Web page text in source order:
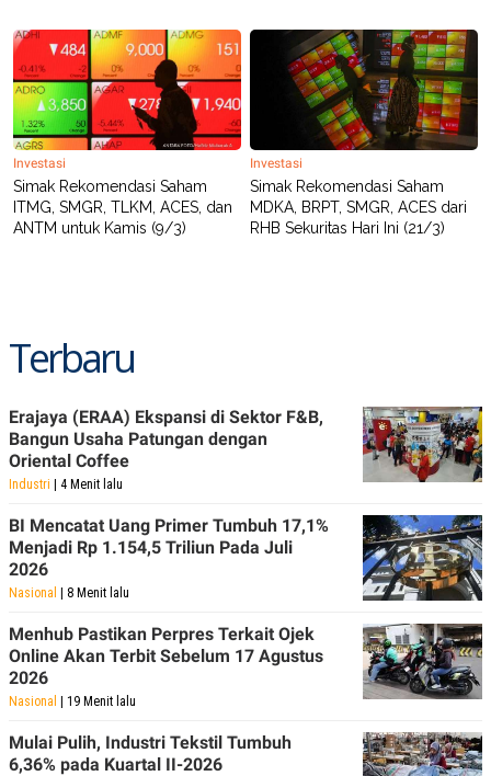
A
C
E
T
A
K
E
I
T
E
N
E
P
A
P
D
V
E
G
M
E
D
I
A
I
D
OF
USE
PEDOMAN
PEMBERITAAN
PRIVACY
POLICY
Investasi
Simak Rekomendasi Saham
ITMG, SMGR, TLKM, ACES, dan
ANTM untuk Kamis (9/3)
Investasi
Simak Rekomendasi Saham
MDKA, BRPT, SMGR, ACES dari
RHB Sekuritas Hari Ini (21/3)
Terbaru
Erajaya (ERAA) Ekspansi di Sektor F&B,
Bangun Usaha Patungan dengan
Oriental Coffee
Industri | 4 Menit lalu
BI Mencatat Uang Primer Tumbuh 17,1%
Menjadi Rp 1.154,5 Triliun Pada Juli
2026
Nasional | 8 Menit lalu
Menhub Pastikan Perpres Terkait Ojek
Online Akan Terbit Sebelum 17 Agustus
2026
Nasional | 19 Menit lalu
Mulai Pulih, Industri Tekstil Tumbuh
6,36% pada Kuartal II-2026